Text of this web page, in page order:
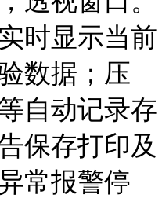
时显示当前
数据；压
自动记录存
保存打印及
常报警停